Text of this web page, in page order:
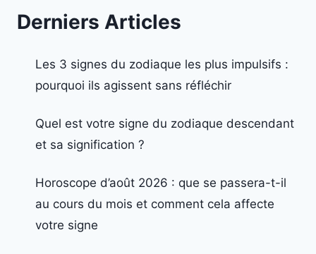
Derniers Articles
Les 3 signes du zodiaque les plus impulsifs :
pourquoi ils agissent sans réfléchir
Quel est votre signe du zodiaque descendant
et sa signification ?
Horoscope d’août 2026 : que se passera-t-il
au cours du mois et comment cela affecte
votre signe